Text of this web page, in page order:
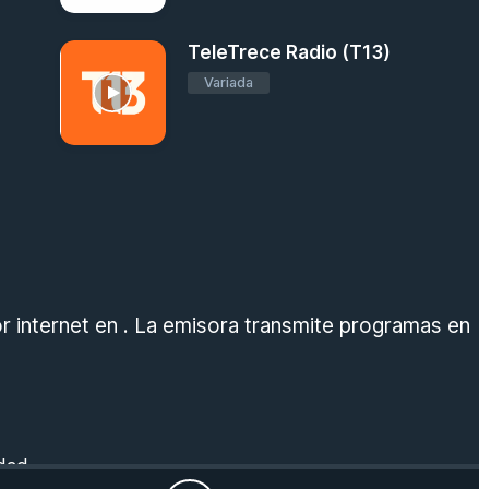
TeleTrece Radio (T13)
Variada
internet en . La emisora transmite programas en